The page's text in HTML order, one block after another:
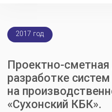
2017 год
Проектно-
разработке
на
«Сухонский КБК».